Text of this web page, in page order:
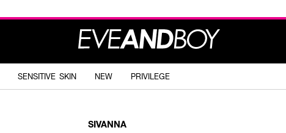
SENSITIVE SKIN NEW PRIVILEGE
SIVANNA